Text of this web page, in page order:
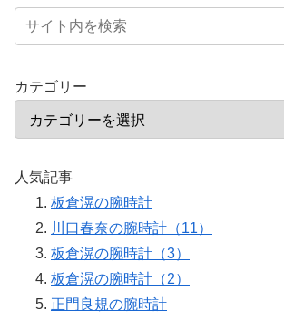
カテゴリー
人気記事
板倉滉の腕時計
川口春奈の腕時計（11）
板倉滉の腕時計（3）
板倉滉の腕時計（2）
正門良規の腕時計